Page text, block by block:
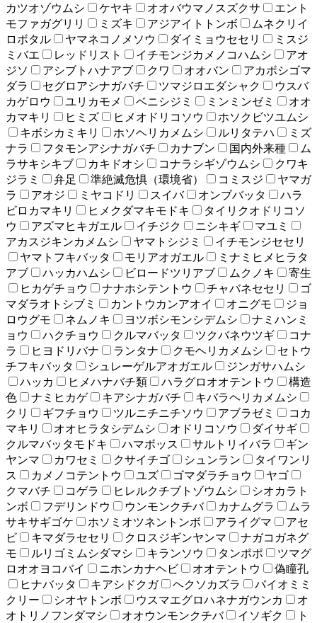
カツオゾウムシ
ケヤキ オオバウマノスズクサ
エント
モファガグリリ
ミズキ アジアイトトンボ
ムネクリイ
ロボタル
ヤマネコノメソウ ダイミョウセセリ
ミスジ
ミバエ
レッドリスト イチモンジカメノコハムシ
アオ
ジソ
アシブトハナアブ クワ オオバン
アカボシゴマ
ダラ
セグロアシナガバチ ツマジロエダシャク
ウスバ
カゲロウ
ユリカモメ ベニシジミ ミンミンゼミ
オオ
カマキリ
ヒミズ ヒメオドリコソウ
ホソクビツユムシ
キボシカミキリ
ホソヘリカメムシ ルリタテハ
ミズ
ナラ
フタモンアシナガバチ カナブン 国内外来種
ム
ラサキシキブ
カキドオシ コナラシギゾウムシ
クワキ
ジラミ
弁足 準絶滅危惧（環境省） コミスジ
ヤマガ
ラ
アオジ ミヤコドリ スイバ オンブバッタ
ハラ
ビロカマキリ
ヒメクダマキモドキ
タイリクオドリコソ
ウ
アズマヒキガエル イチジク ニシキギ
マユミ
アカスジキンカメムシ
ヤマトシジミ
イチモンジセセリ
ヤマトフキバッタ
モリアオガエル
ミナミヒメヒラタ
アブ
ハッカハムシ ビロードツリアブ ムクノキ
寄生
ヒカゲチョウ
ナナホシテントウ チャバネセセリ
ゴ
マダラオトシブミ
カントウカンアオイ オニグモ
ジョ
ロウグモ
ネムノキ ヨツボシモンシデムシ
ナミハンミ
ョウ
ハクチョウ クルマバッタ ツクバネウツギ
コナ
ラ
ヒヨドリバナ ランタナ クモヘリカメムシ
セトウ
チフキバッタ
シュレーゲルアオガエル
ジンガサハムシ
ハッカ
ヒメハナバチ類 ハラグロオオテントウ
構造
色
ナミヒカゲ キアシナガバチ
キバラヘリカメムシ
クリ
ギフチョウ ツルニチニチソウ アブラゼミ
コカ
マキリ
オオヒラタシデムシ オドリコソウ
ダイサギ
クルマバッタモドキ
ハマボッス サルトリイバラ
ギン
ヤンマ
カワセミ クサイチゴ シュンラン
タイワンリ
ス
カメノコテントウ ユズ ゴマダラチョウ
ヤゴ
クマバチ
コゲラ ヒレルクチブトゾウムシ
シオカラト
ンボ
フデリンドウ ウンモンクチバ カナムグラ
ムラ
サキサギゴケ
ホソミオツネントンボ アライグマ
アセ
ビ
キマダラセセリ クロスジギンヤンマ
ナガコガネグ
モ
ルリゴミムシダマシ キランソウ タンポポ
ツマグ
ロオオヨコバイ
ニホンカナヘビ オオテントウ
偽瞳孔
ヒナバッタ
キアシドクガ ヘクソカズラ
バイオミミ
クリー
シオヤトンボ ウスマエグロハネナガウンカ
オ
オトリノフンダマシ
オオウンモンクチバ イソギク
ト